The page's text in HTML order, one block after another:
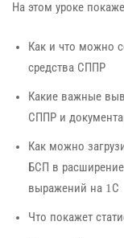
На этом уроке
Как и что можно
средства СППР
Какие важные
СППР и
Как можно
БСП в
выражений на 1С
Что покажет